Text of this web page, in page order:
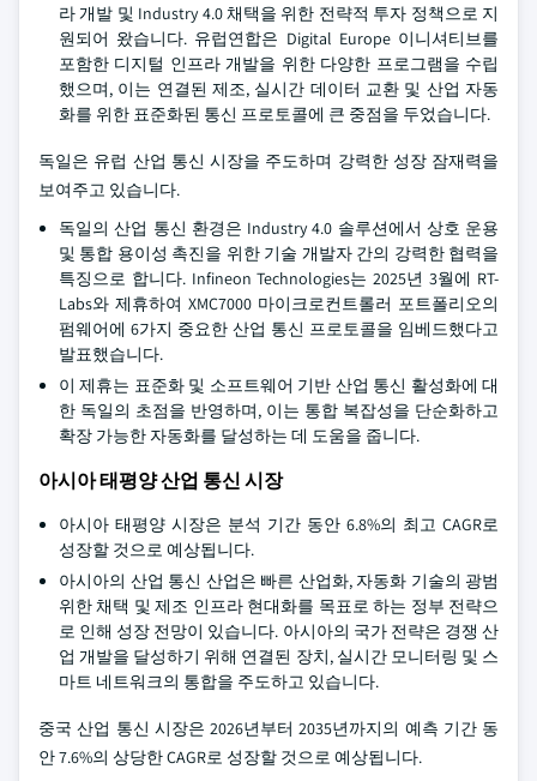
라 개발 및 Industry 4.0 채택을 위한 전략적 투자 정책으로 지
원되어 왔습니다. 유럽연합은 Digital Europe 이니셔티브를
포함한 디지털 인프라 개발을 위한 다양한 프로그램을 수립
했으며, 이는 연결된 제조, 실시간 데이터 교환 및 산업 자동
화를 위한 표준화된 통신 프로토콜에 큰 중점을 두었습니다.
독일은 유럽 산업 통신 시장을 주도하며 강력한 성장 잠재력을
보여주고 있습니다.
독일의 산업 통신 환경은 Industry 4.0 솔루션에서 상호 운용
및 통합 용이성 촉진을 위한 기술 개발자 간의 강력한 협력을
특징으로 합니다. Infineon Technologies는 2025년 3월에 RT-
Labs와 제휴하여 XMC7000 마이크로컨트롤러 포트폴리오의
펌웨어에 6가지 중요한 산업 통신 프로토콜을 임베드했다고
발표했습니다.
이 제휴는 표준화 및 소프트웨어 기반 산업 통신 활성화에 대
한 독일의 초점을 반영하며, 이는 통합 복잡성을 단순화하고
확장 가능한 자동화를 달성하는 데 도움을 줍니다.
아시아 태평양 산업 통신 시장
아시아 태평양 시장은 분석 기간 동안 6.8%의 최고 CAGR로
성장할 것으로 예상됩니다.
아시아의 산업 통신 산업은 빠른 산업화, 자동화 기술의 광범
위한 채택 및 제조 인프라 현대화를 목표로 하는 정부 전략으
로 인해 성장 전망이 있습니다. 아시아의 국가 전략은 경쟁 산
업 개발을 달성하기 위해 연결된 장치, 실시간 모니터링 및 스
마트 네트워크의 통합을 주도하고 있습니다.
중국 산업 통신 시장은 2026년부터 2035년까지의 예측 기간 동
안 7.6%의 상당한 CAGR로 성장할 것으로 예상됩니다.